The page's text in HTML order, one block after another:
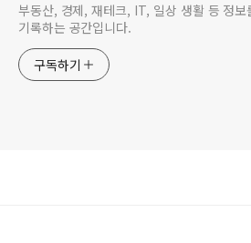
부동산, 경제, 재테크, IT, 일상 생활 등 정보
기록하는 공간입니다.
구독하기